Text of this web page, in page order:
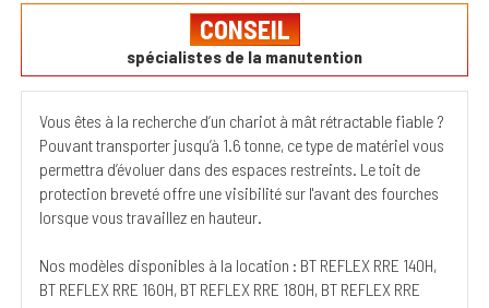
Vous êtes à la recherche d’un chariot à mât rétractable fiable ?
Pouvant transporter jusqu’à 1.6 tonne, ce type de matériel vous
permettra d’évoluer dans des espaces restreints. Le toit de
protection breveté offre une visibilité sur l'avant des fourches
lorsque vous travaillez en hauteur.
Nos modèles disponibles à la location : BT REFLEX RRE 140H,
BT REFLEX RRE 160H, BT REFLEX RRE 180H, BT REFLEX RRE
CONSEIL
spécialistes de la manutention